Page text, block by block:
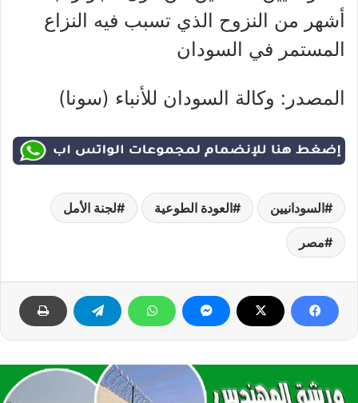
أشهر من النزوح الذي تسبب فيه النزاع
المستمر في السودان
المصدر: وكالة السودان للأنباء (سونا)
السودانيين العودة الطوعية لجنة الأمل
مصر